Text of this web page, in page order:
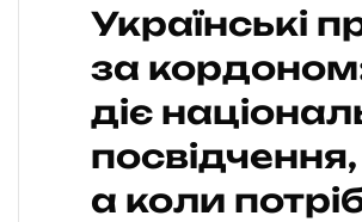
Українські
за
діє
посвідчення,
а коли